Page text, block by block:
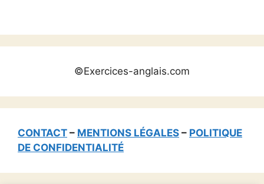
©Exercices-anglais.com
CONTACT – MENTIONS LÉGALES – POLITIQUE
DE CONFIDENTIALITÉ